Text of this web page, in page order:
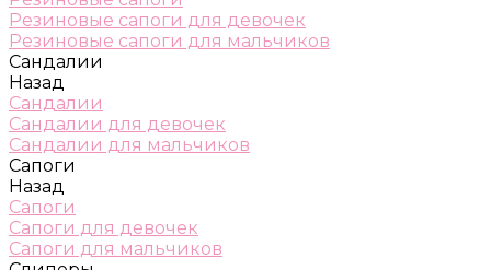
Резиновые сапоги для девочек
Резиновые сапоги для мальчиков
Сандалии
Назад
Сандалии
Сандалии для девочек
Сандалии для мальчиков
Сапоги
Назад
Сапоги
Сапоги для девочек
Сапоги для мальчиков